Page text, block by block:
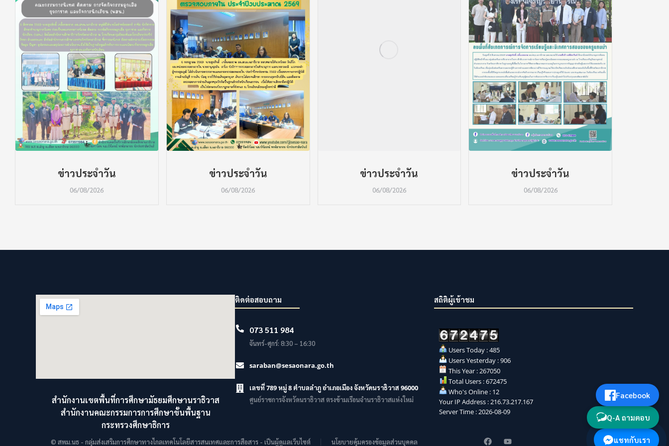
ข่าวประจำวัน
06/08/2026
ข่าวประจำวัน
06/08/2026
ข่าวประจำวัน
06/08/2026
ข่าวประจำวัน
06/08/2026
สำนักงานเขตพื้นที่การศึกษามัธยมศึกษานราธิวาส
สำนักงานคณะกรรมการการศึกษาขั้นพื้นฐาน
กระทรวงศึกษาธิการ
ติดต่อสอบถาม
073 511 984
จันทร์-ศุกร์: 8:30 – 16:30
saraban@sesaonara.go.th
เลขที่ 789 หมู่ 8 ตำบลลำภู อำเภอเมือง จังหวัดนราธิวาส 96000
ศูนย์ราชการจังหวัดนราธิวาส ตรงข้ามเรือนจำนราธิวาสแห่งใหม่
สถิติผู้เข้าชม
Users Today : 485
Users Yesterday : 906
This Year : 267050
Total Users : 672475
Who's Online : 12
Your IP Address : 216.73.217.167
Server Time : 2026-08-09
© สพม.นธ - กลุ่มส่งเสริมการศึกษาทางไกลเทคโนโลยีสารสนเทศและการสือสาร - เป็นผู้ดูแลเว็บไซต์ นโยบายคุ้มครองข้อมูลส่วนบุคคล แชทกับเรา
Q-A ถามตอบ
Facebook